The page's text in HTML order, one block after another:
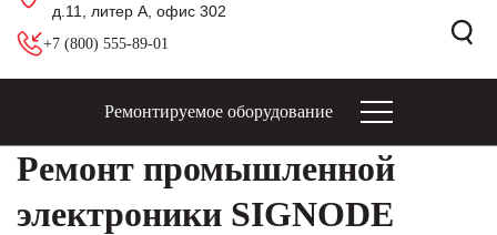
д.11, литер А, офис 302
+7 (800) 555-89-01
Ремонтируемое оборудование
Ремонт промышленной
электроники SIGNODE